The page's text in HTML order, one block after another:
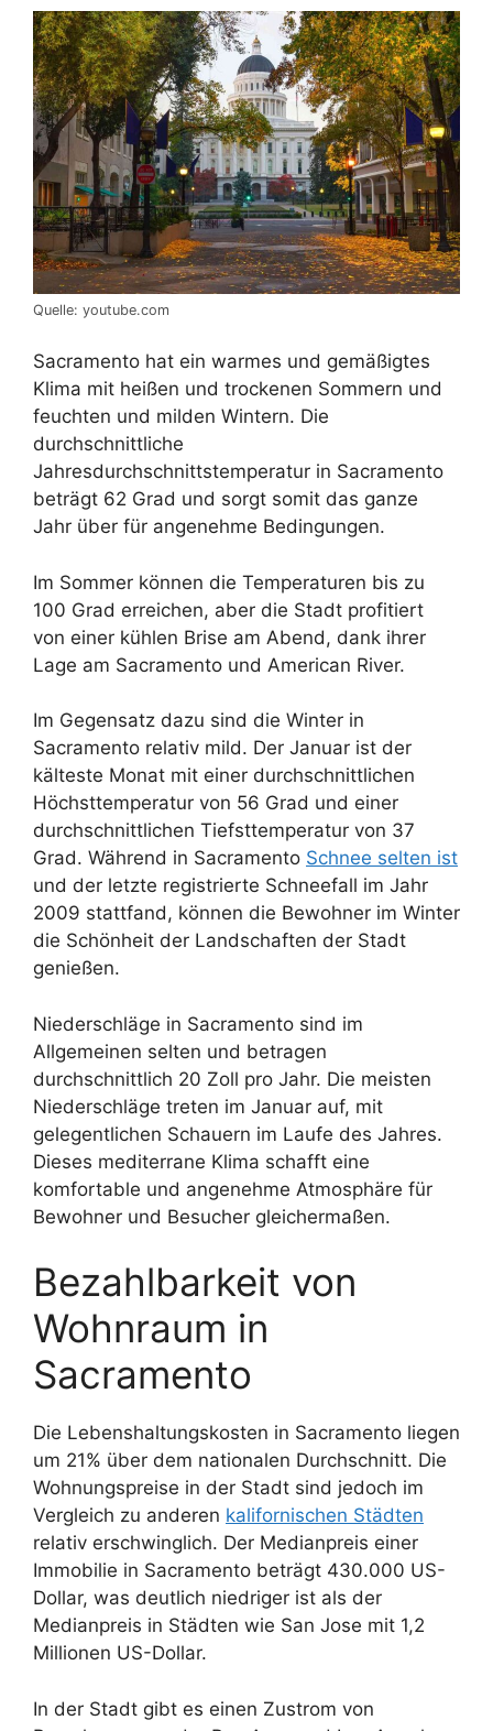
Quelle: youtube.com
Sacramento hat ein warmes und gemäßigtes
Klima mit heißen und trockenen Sommern und
feuchten und milden Wintern. Die
durchschnittliche
Jahresdurchschnittstemperatur in Sacramento
beträgt 62 Grad und sorgt somit das ganze
Jahr über für angenehme Bedingungen.
Im Sommer können die Temperaturen bis zu
100 Grad erreichen, aber die Stadt profitiert
von einer kühlen Brise am Abend, dank ihrer
Lage am Sacramento und American River.
Im Gegensatz dazu sind die Winter in
Sacramento relativ mild. Der Januar ist der
kälteste Monat mit einer durchschnittlichen
Höchsttemperatur von 56 Grad und einer
durchschnittlichen Tiefsttemperatur von 37
Grad. Während in Sacramento Schnee selten ist
und der letzte registrierte Schneefall im Jahr
2009 stattfand, können die Bewohner im Winter
die Schönheit der Landschaften der Stadt
genießen.
Niederschläge in Sacramento sind im
Allgemeinen selten und betragen
durchschnittlich 20 Zoll pro Jahr. Die meisten
Niederschläge treten im Januar auf, mit
gelegentlichen Schauern im Laufe des Jahres.
Dieses mediterrane Klima schafft eine
komfortable und angenehme Atmosphäre für
Bewohner und Besucher gleichermaßen.
Bezahlbarkeit von
Wohnraum in
Sacramento
Die Lebenshaltungskosten in Sacramento liegen
um 21% über dem nationalen Durchschnitt. Die
Wohnungspreise in der Stadt sind jedoch im
Vergleich zu anderen kalifornischen Städten
relativ erschwinglich. Der Medianpreis einer
Immobilie in Sacramento beträgt 430.000 US-
Dollar, was deutlich niedriger ist als der
Medianpreis in Städten wie San Jose mit 1,2
Millionen US-Dollar.
In der Stadt gibt es einen Zustrom von